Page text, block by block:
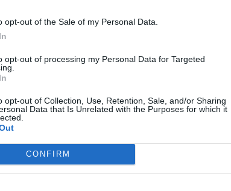
opt-out of the Sale of my Personal Data.
opt-out of processing my Personal Data for Targeted
opt-out of Collection, Use, Retention, Sale, and/or Sharing
Data that Is Unrelated with the Purposes for which it
CONFIRM
του 2004 και
Δυναμικού.
πλούσια
επαγγελματίες της
και ανάπτυξη
προσωπικού,
talent management
Γίνε